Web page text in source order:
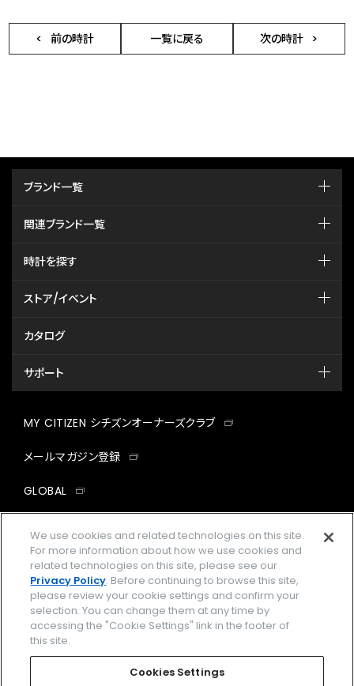
前の時計 一覧に戻る 次の時計
ブランド一覧
関連ブランド一覧
時計を探す
ストア/イベント
カタログ
サポート
MY CITIZEN シチズンオーナーズクラブ
メールマガジン登録
GLOBAL
facebookinstagramtwitter
企業情報 ご利用規約
プライバシーポリシー Cookies Settings
We use cookies and related technologies on this site.
For more information about how we use cookies and
related technologies on this site, please see our
Privacy Policy. Before continuing to browse this site,
please review your cookie settings and confirm your
selection. You can change them at any time by
accessing the "Cookie Settings" link in the footer of
this site.
Cookies Settings